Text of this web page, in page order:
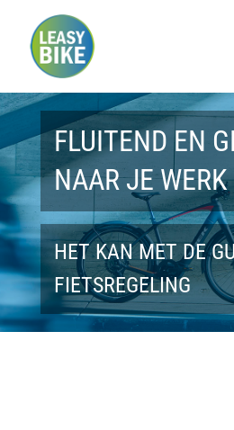
Home
Werknemers
Werkgevers
Privé lease
Modellen
FLUITEND EN
NAAR JE WERK
HET KAN MET DE
FIETSREGELING